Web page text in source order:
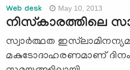
Web desk May 10, 2013
നിസ്‌കാരത്തിലെ
സ്വാര്‍ത്ഥത
മകുടോദാഹരണമാണ്